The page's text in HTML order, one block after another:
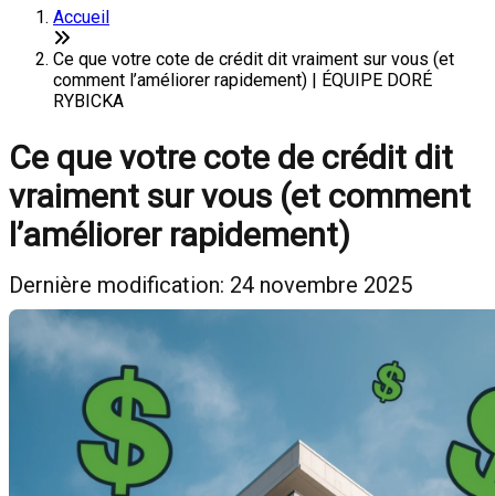
Accueil
Ce que votre cote de crédit dit vraiment sur vous (et
comment l’améliorer rapidement) | ÉQUIPE DORÉ
RYBICKA
Ce que votre cote de crédit dit
vraiment sur vous (et comment
l’améliorer rapidement)
Dernière modification: 24 novembre 2025